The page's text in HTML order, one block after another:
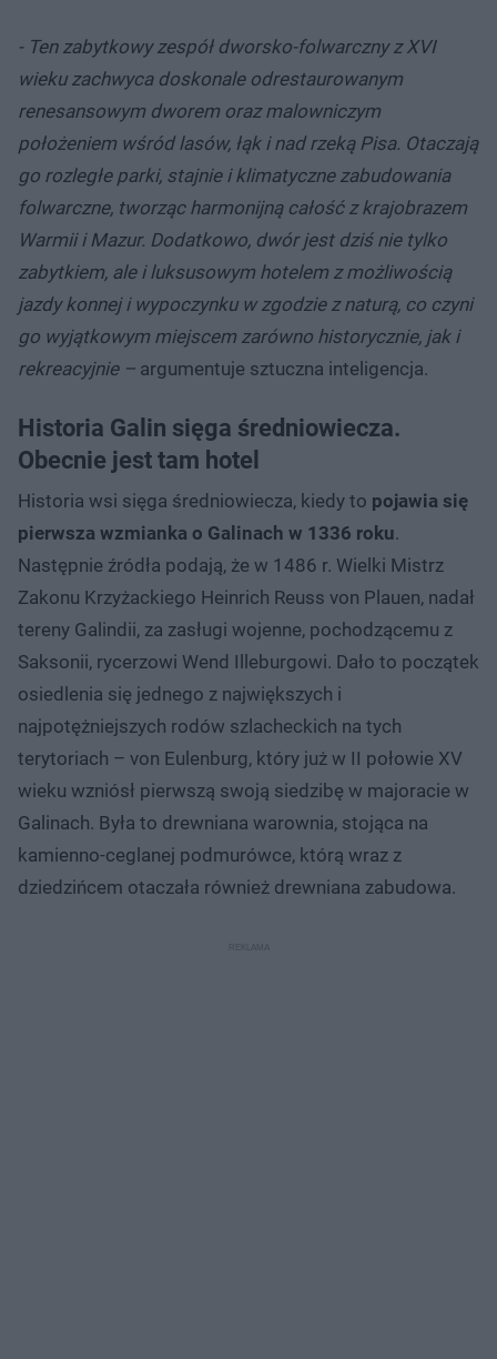
- Ten zabytkowy zespół dworsko-folwarczny z XVI
wieku zachwyca doskonale odrestaurowanym
renesansowym dworem oraz malowniczym
położeniem wśród lasów, łąk i nad rzeką Pisa. Otaczają
go rozległe parki, stajnie i klimatyczne zabudowania
folwarczne, tworząc harmonijną całość z krajobrazem
Warmii i Mazur. Dodatkowo, dwór jest dziś nie tylko
zabytkiem, ale i luksusowym hotelem z możliwością
jazdy konnej i wypoczynku w zgodzie z naturą, co czyni
go wyjątkowym miejscem zarówno historycznie, jak i
rekreacyjnie – argumentuje sztuczna inteligencja.
Historia Galin sięga średniowiecza.
Obecnie jest tam hotel
Historia wsi sięga średniowiecza, kiedy to pojawia się
pierwsza wzmianka o Galinach w 1336 roku.
Następnie źródła podają, że w 1486 r. Wielki Mistrz
Zakonu Krzyżackiego Heinrich Reuss von Plauen, nadał
tereny Galindii, za zasługi wojenne, pochodzącemu z
Saksonii, rycerzowi Wend Illeburgowi. Dało to początek
osiedlenia się jednego z największych i
najpotężniejszych rodów szlacheckich na tych
terytoriach – von Eulenburg, który już w II połowie XV
wieku wzniósł pierwszą swoją siedzibę w majoracie w
Galinach. Była to drewniana warownia, stojąca na
kamienno-ceglanej podmurówce, którą wraz z
dziedzińcem otaczała również drewniana zabudowa.